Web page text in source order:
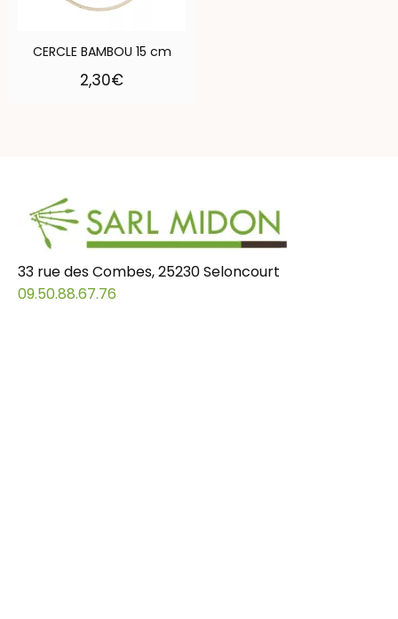
CERCLE BAMBOU 15 cm
2,30€
33 rue des Combes, 25230 Seloncourt
09.50.88.67.76